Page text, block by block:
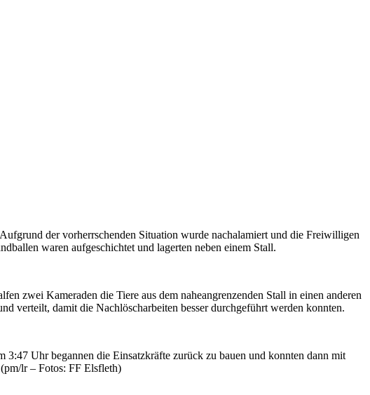
der vorherrschenden Situation wurde nachalamiert und die Freiwilligen
waren aufgeschichtet und lagerten neben einem Stall.
zwei Kameraden die Tiere aus dem naheangrenzenden Stall in einen anderen
verteilt, damit die Nachlöscharbeiten besser durchgeführt werden konnten.
3:47 Uhr begannen die Einsatzkräfte zurück zu bauen und konnten dann mit
lr – Fotos: FF Elsfleth)